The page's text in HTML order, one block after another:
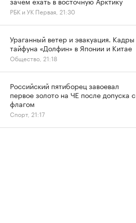
РБК и УК Первая, 21:30
Ураганный ветер и эвакуация. Кадры
тайфуна «Долфин» в Японии и Китае
Общество, 21:18
Российский пятиборец завоевал
первое золото на ЧЕ после допуска с
флагом
Спорт, 21:17